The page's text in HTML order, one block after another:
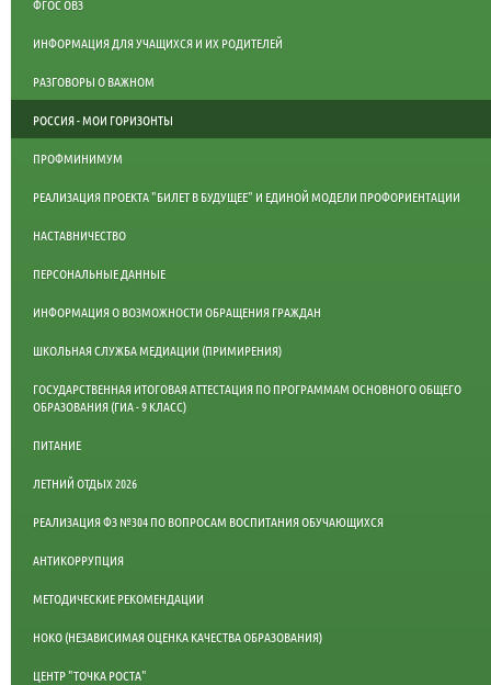
ФГОС ОВЗ
ИНФОРМАЦИЯ ДЛЯ УЧАЩИХСЯ И ИХ РОДИТЕЛЕЙ
РАЗГОВОРЫ О ВАЖНОМ
РОССИЯ - МОИ ГОРИЗОНТЫ
ПРОФМИНИМУМ
РЕАЛИЗАЦИЯ ПРОЕКТА "БИЛЕТ В БУДУЩЕЕ" И ЕДИНОЙ МОДЕЛИ ПРОФОРИЕНТАЦИИ
НАСТАВНИЧЕСТВО
ПЕРСОНАЛЬНЫЕ ДАННЫЕ
ИНФОРМАЦИЯ О ВОЗМОЖНОСТИ ОБРАЩЕНИЯ ГРАЖДАН
ШКОЛЬНАЯ СЛУЖБА МЕДИАЦИИ (ПРИМИРЕНИЯ)
ГОСУДАРСТВЕННАЯ ИТОГОВАЯ АТТЕСТАЦИЯ ПО ПРОГРАММАМ ОСНОВНОГО ОБЩЕГО
ОБРАЗОВАНИЯ (ГИА - 9 КЛАСС)
ПИТАНИЕ
ЛЕТНИЙ ОТДЫХ 2026
РЕАЛИЗАЦИЯ ФЗ №304 ПО ВОПРОСАМ ВОСПИТАНИЯ ОБУЧАЮЩИХСЯ
АНТИКОРРУПЦИЯ
МЕТОДИЧЕСКИЕ РЕКОМЕНДАЦИИ
НОКО (НЕЗАВИСИМАЯ ОЦЕНКА КАЧЕСТВА ОБРАЗОВАНИЯ)
ЦЕНТР "ТОЧКА РОСТА"